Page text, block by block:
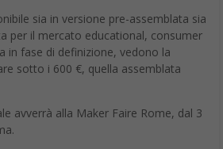
sia in versione pre-assemblata sia
per il mercato educational, consumer
in fase di definizione, vedono la
sotto i 600 €, quella assemblata
avverrà alla Maker Faire Rome, dal 3